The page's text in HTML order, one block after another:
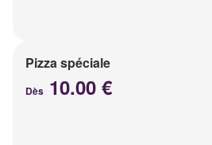
Pizza spéciale
Dès 10.00 €